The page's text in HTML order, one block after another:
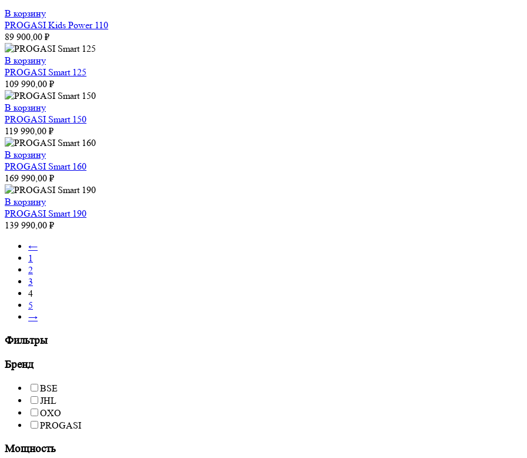
В корзину
PROGASI Kids Power 110
89 900,00 ₽
В корзину
PROGASI Smart 125
109 990,00 ₽
В корзину
PROGASI Smart 150
119 990,00 ₽
В корзину
PROGASI Smart 160
169 990,00 ₽
В корзину
PROGASI Smart 190
139 990,00 ₽
←
1
2
3
4
5
→
Фильтры
Бренд
BSE
JHL
OXO
PROGASI
Мощность